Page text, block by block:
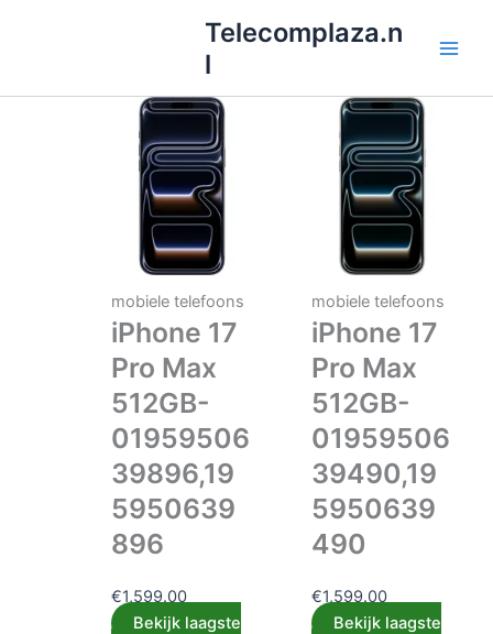
inhoud
Telecomplaza.n
l
mobiele telefoons
iPhone 17
Pro Max
512GB-
01959506
39896,19
5950639
896
€1,599.00
Bekijk laagste
mobiele telefoons
iPhone 17
Pro Max
512GB-
01959506
39490,19
5950639
490
€1,599.00
Bekijk laagste